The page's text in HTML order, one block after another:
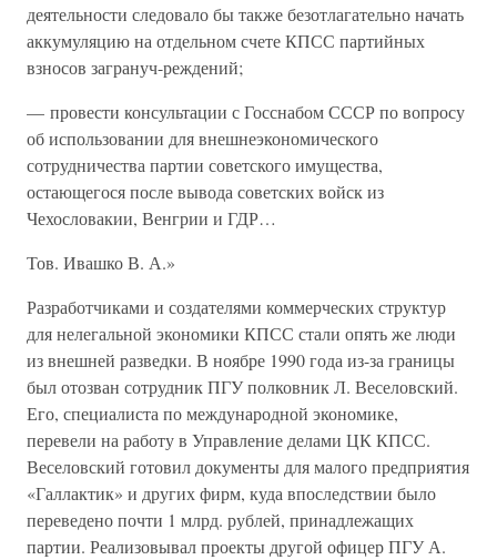
деятельности следовало бы также безотлагательно начать
аккумуляцию на отдельном счете КПСС партийных
взносов загрануч-реждений;
— провести консультации с Госснабом СССР по вопросу
об использовании для внешнеэкономического
сотрудничества партии советского имущества,
остающегося после вывода советских войск из
Чехословакии, Венгрии и ГДР…
Тов. Ивашко В. А.»
Разработчиками и создателями коммерческих структур
для нелегальной экономики КПСС стали опять же люди
из внешней разведки. В ноябре 1990 года из-за границы
был отозван сотрудник ПГУ полковник Л. Веселовский.
Его, специалиста по международной экономике,
перевели на работу в Управление делами ЦК КПСС.
Веселовский готовил документы для малого предприятия
«Галлактик» и других фирм, куда впоследствии было
переведено почти 1 млрд. рублей, принадлежащих
партии. Реализовывал проекты другой офицер ПГУ А.